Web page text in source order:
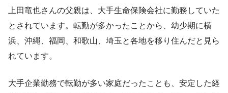
上田竜也さんの父親は、大手生命保険会社に勤務していた
とされています。転勤が多かったことから、幼少期に横
浜、沖縄、福岡、和歌山、埼玉と各地を移り住んだと見ら
れています。
大手企業勤務で転勤が多い家庭だったことも、安定した経